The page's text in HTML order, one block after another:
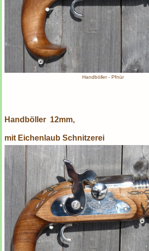
Handböller - Pfnür
Handböller 12mm,
mit Eichenlaub Schnitzerei